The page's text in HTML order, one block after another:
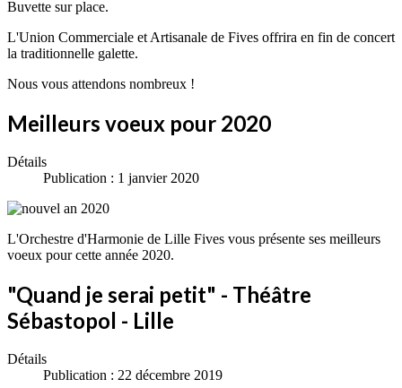
Buvette sur place.
L'Union Commerciale et Artisanale de Fives offrira en fin de concert
la traditionnelle galette.
Nous vous attendons nombreux !
Meilleurs voeux pour 2020
Détails
Publication : 1 janvier 2020
L'Orchestre d'Harmonie de Lille Fives vous présente ses meilleurs
voeux pour cette année 2020.
"Quand je serai petit" - Théâtre
Sébastopol - Lille
Détails
Publication : 22 décembre 2019